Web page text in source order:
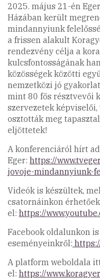
2025. május 21-én
Házában került
mindannyiunk
a frissen alakult
rendezvény célja a
kulcsfontosságának
közösségek közötti
nemzetközi jó
mint 80 fős résztvevői
szervezetek
osztották meg
eljöttetek!
A konferenciáról hírt
Eger: https://
jovoje-mindannyiunk-
Videók is készültek,
csatornáinkon érhetőek
el: https://
Facebook oldalunkon
eseményeinkről:
A platform weboldala
el: https://